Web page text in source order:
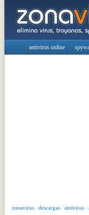
antivirus online
zonavirus / descargas / antivirus /